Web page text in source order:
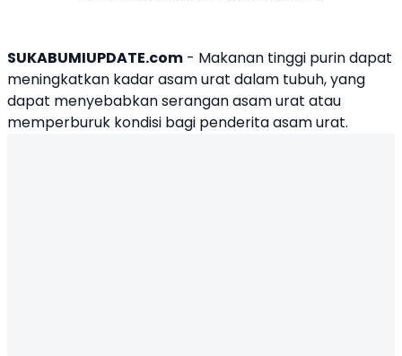
SUKABUMIUPDATE.com - Makanan tinggi purin dapat
meningkatkan kadar asam urat dalam tubuh, yang
dapat menyebabkan serangan asam urat atau
memperburuk kondisi bagi penderita asam urat.